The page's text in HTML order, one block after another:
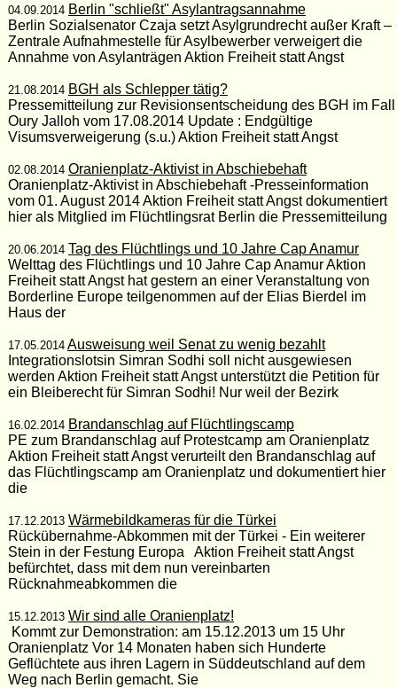
04.09.2014 Berlin "schließt" Asylantragsannahme
Berlin Sozialsenator Czaja setzt Asylgrundrecht außer Kraft –
Zentrale Aufnahmestelle für Asylbewerber verweigert die
Annahme von Asylanträgen Aktion Freiheit statt Angst
21.08.2014 BGH als Schlepper tätig?
Pressemitteilung zur Revisionsentscheidung des BGH im Fall
Oury Jalloh vom 17.08.2014 Update : Endgültige
Visumsverweigerung (s.u.) Aktion Freiheit statt Angst
02.08.2014 Oranienplatz-Aktivist in Abschiebehaft
Oranienplatz-Aktivist in Abschiebehaft -Presseinformation
vom 01. August 2014 Aktion Freiheit statt Angst dokumentiert
hier als Mitglied im Flüchtlingsrat Berlin die Pressemitteilung
20.06.2014 Tag des Flüchtlings und 10 Jahre Cap Anamur
Welttag des Flüchtlings und 10 Jahre Cap Anamur Aktion
Freiheit statt Angst hat gestern an einer Veranstaltung von
Borderline Europe teilgenommen auf der Elias Bierdel im
Haus der
17.05.2014 Ausweisung weil Senat zu wenig bezahlt
Integrationslotsin Simran Sodhi soll nicht ausgewiesen
werden Aktion Freiheit statt Angst unterstützt die Petition für
ein Bleiberecht für Simran Sodhi! Nur weil der Bezirk
16.02.2014 Brandanschlag auf Flüchtlingscamp
PE zum Brandanschlag auf Protestcamp am Oranienplatz
Aktion Freiheit statt Angst verurteilt den Brandanschlag auf
das Flüchtlingscamp am Oranienplatz und dokumentiert hier
die
17.12.2013 Wärmebildkameras für die Türkei
Rückübernahme-Abkommen mit der Türkei - Ein weiterer
Stein in der Festung Europa Aktion Freiheit statt Angst
befürchtet, dass mit dem nun vereinbarten
Rücknahmeabkommen die
15.12.2013 Wir sind alle Oranienplatz!
Kommt zur Demonstration: am 15.12.2013 um 15 Uhr
Oranienplatz Vor 14 Monaten haben sich Hunderte
Geflüchtete aus ihren Lagern in Süddeutschland auf dem
Weg nach Berlin gemacht. Sie